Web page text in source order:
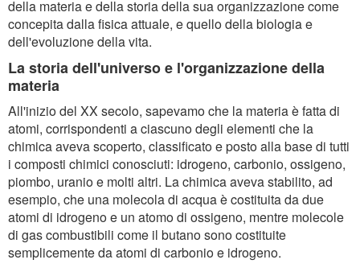
della materia e della storia della sua organizzazione come
concepita dalla fisica attuale, e quello della biologia e
dell'evoluzione della vita.
La storia dell'universo e l'organizzazione della
materia
All'inizio del XX secolo, sapevamo che la materia è fatta di
atomi, corrispondenti a ciascuno degli elementi che la
chimica aveva scoperto, classificato e posto alla base di tutti
i composti chimici conosciuti: idrogeno, carbonio, ossigeno,
piombo, uranio e molti altri. La chimica aveva stabilito, ad
esempio, che una molecola di acqua è costituita da due
atomi di idrogeno e un atomo di ossigeno, mentre molecole
di gas combustibili come il butano sono costituite
semplicemente da atomi di carbonio e idrogeno.